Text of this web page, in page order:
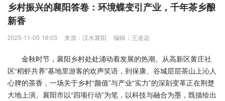
乡村振兴的襄阳答卷：环境蝶变引产业，千年茶乡酿
新香
2025-11-05 16:03 来源：汉水襄阳 编辑：王道远
金秋时节，襄阳乡村处处涌动着发展的热潮。从高新区黄庄社
区“稻虾共养”基地里游客的欢声笑语，到保康、谷城层层茶山上沁人
心脾的茶香，一场关于乡村“颜值”与产业“实力”的深刻变革正在荆楚
大地上演。襄阳市以“四项行动”为笔，以科技与融合为墨，既描绘出